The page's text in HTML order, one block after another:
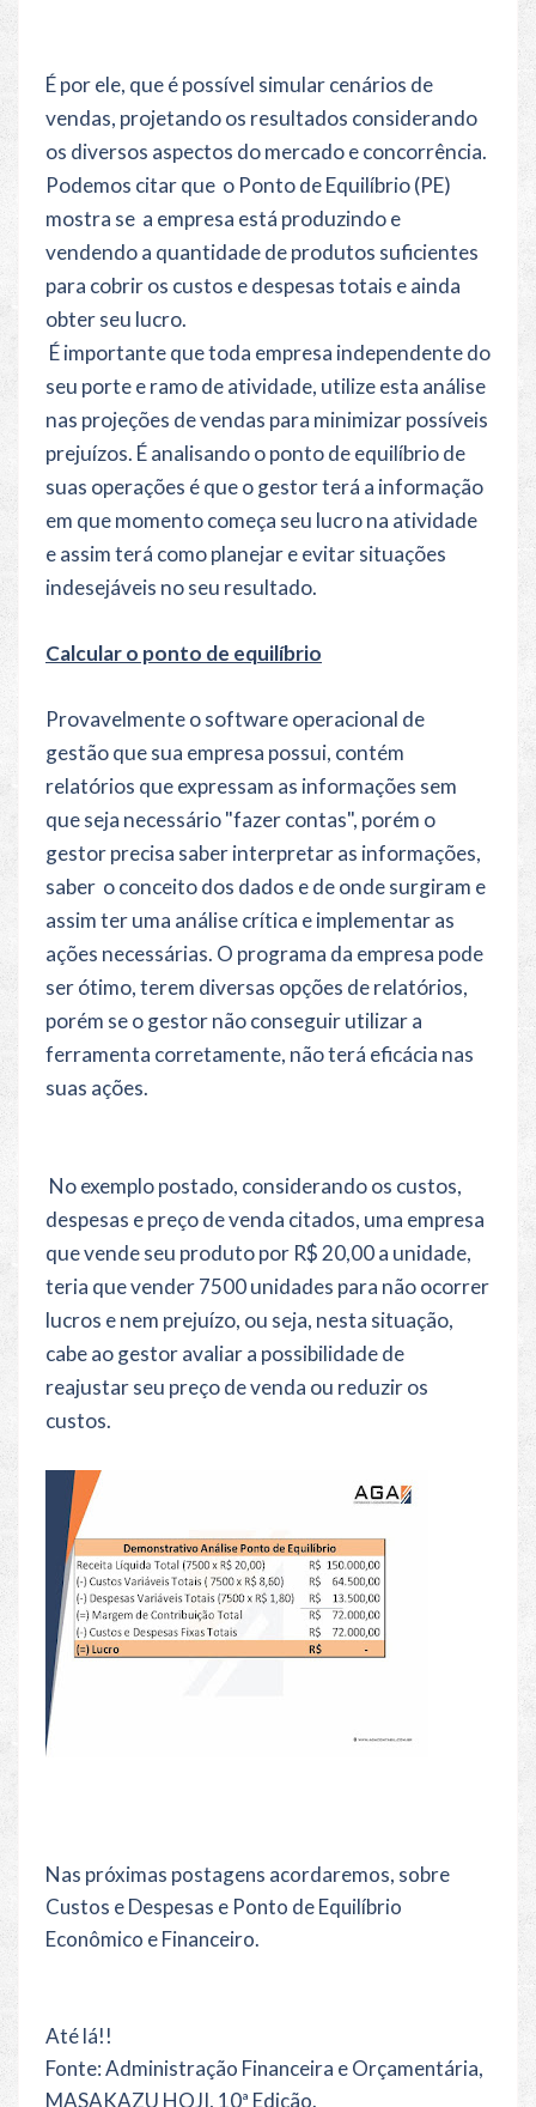
É por ele, que é possível simular cenários de
vendas, projetando os resultados considerando
os diversos aspectos do mercado e concorrência.
Podemos citar que o Ponto de Equilíbrio (PE)
mostra se a empresa está produzindo e
vendendo a quantidade de produtos suficientes
para cobrir os custos e despesas totais e ainda
obter seu lucro.
É importante que toda empresa independente do
seu porte e ramo de atividade, utilize esta análise
nas projeções de vendas para minimizar possíveis
prejuízos. É analisando o ponto de equilíbrio de
suas operações é que o gestor terá a informação
em que momento começa seu lucro na atividade
e assim terá como planejar e evitar situações
indesejáveis no seu resultado.
Calcular o ponto de equilíbrio
Provavelmente o software operacional de
gestão que sua empresa possui, contém
relatórios que expressam as informações sem
que seja necessário "fazer contas", porém o
gestor precisa saber interpretar as informações,
saber o conceito dos dados e de onde surgiram e
assim ter uma análise crítica e implementar as
ações necessárias. O programa da empresa pode
ser ótimo, terem diversas opções de relatórios,
porém se o gestor não conseguir utilizar a
ferramenta corretamente, não terá eficácia nas
suas ações.
No exemplo postado, considerando os custos,
despesas e preço de venda citados, uma empresa
que vende seu produto por R$ 20,00 a unidade,
teria que vender 7500 unidades para não ocorrer
lucros e nem prejuízo, ou seja, nesta situação,
cabe ao gestor avaliar a possibilidade de
reajustar seu preço de venda ou reduzir os
custos.
Nas próximas postagens acordaremos, sobre
Custos e Despesas e Ponto de Equilíbrio
Econômico e Financeiro.
Até lá!!
Fonte: Administração Financeira e Orçamentária,
MASAKAZU HOJI, 10ª Edição.